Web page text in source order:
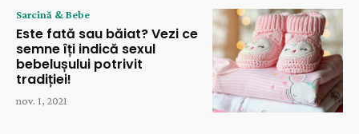
Sarcină & Bebe
Este fată sau băiat? Vezi ce
semne îți indică sexul
bebelușului potrivit
tradiției!
nov. 1, 2021